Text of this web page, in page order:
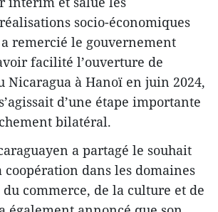
socio-économiques
remercié le gouvernement
facilité l’ouverture de
Nicaragua à Hanoï en juin 2024,
d’une étape importante
bilatéral.
a partagé le souhait
dans les domaines
du commerce, de la culture et de